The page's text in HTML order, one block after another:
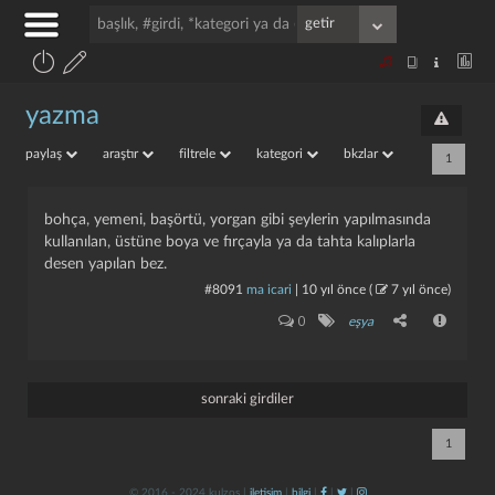
yazma
paylaş araştır filtrele kategori bkzlar 1
bohça, yemeni, başörtü, yorgan gibi şeylerin yapılmasında
kullanılan, üstüne boya ve fırçayla ya da tahta kalıplarla
desen yapılan bez.
#8091 ma icari 10 yıl önce ( 7 yıl önce)
0 eşya
sonraki girdiler
1
© 2016 - 2024 kulzos | iletişim| bilgi| | |